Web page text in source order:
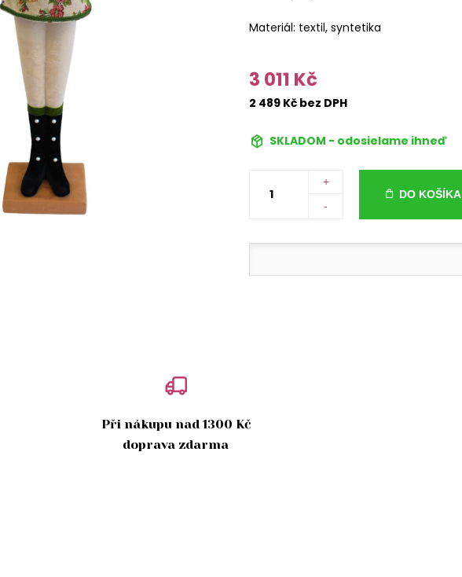
Materiál: textil, syntetika
3 011 Kč
2 489 Kč bez DPH
SKLADOM - odosielame ihneď
+
-
DO KOŠÍKA
Při nákupu nad 1300 Kč
doprava zdarma